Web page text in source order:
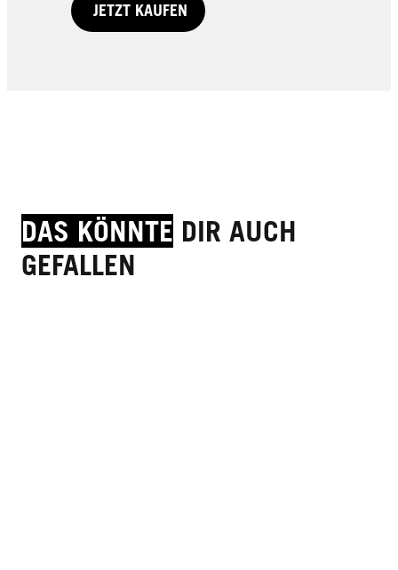
JETZT KAUFEN
DAS KÖNNTE DIR AUCH
GEFALLEN